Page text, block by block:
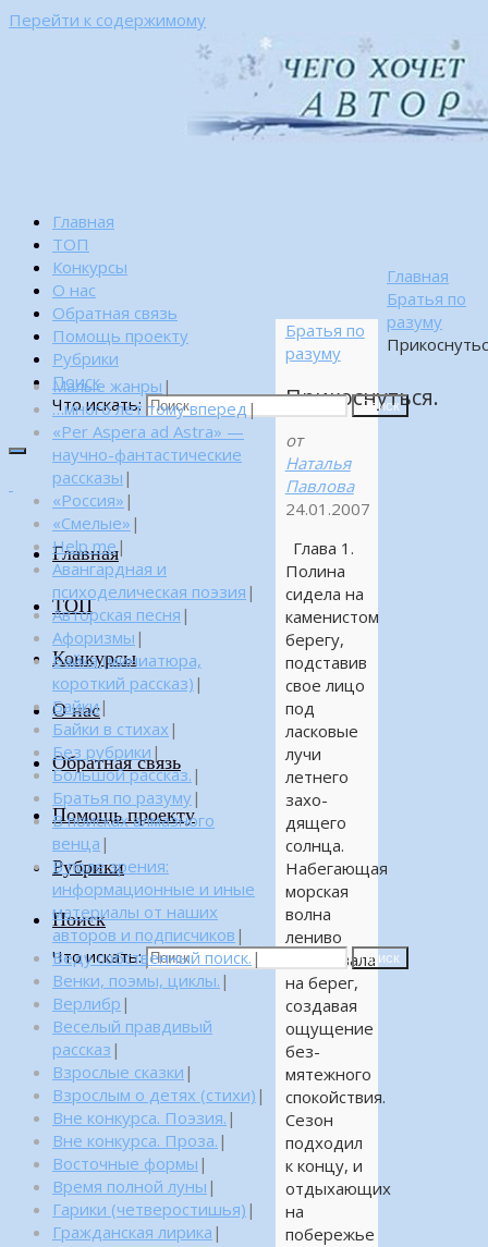
Перейти к содержимому
Главная
ТОП
Конкурсы
О нас
Обратная связь
Помощь проекту
Рубрики
Поиск
Что искать:
Поиск
Главная
ТОП
Конкурсы
О нас
Обратная связь
Помощь проекту
Рубрики
Поиск
Что искать: Поиск
Главная
Братья по
разуму
Братья по
разуму
Прикоснуться.
от
Наталья
Павлова
24.01.2007
Глава 1.
Полина
сидела на
каменистом
берегу,
подставив
свое лицо
под
ласковые
лучи
летнего
захо-
дящего
солнца.
Набегающая
морская
волна
лениво
накатывала
на берег,
создавая
ощущение
без-
мятежного
спокойствия.
Сезон
подходил
к концу, и
отдыхающих
на
побережье
Малые жанры |
…много лет тому вперед |
«Per Aspera ad Astra» —
научно-фантастические
рассказы |
«Россия» |
«Смелые» |
Help me|
Авангардная и
психоделическая поэзия |
Авторская песня |
Афоризмы |
Байка (миниатюра,
короткий рассказ) |
Байки|
Байки в стихах |
Без рубрики |
Большой рассказ. |
Братья по разуму|
В поисках алмазного
венца |
В поле зрения:
информационные и иные
материалы от наших
авторов и подписчиков |
Веду собственный поиск. |
Венки, поэмы, циклы. |
Верлибр |
Веселый правдивый
рассказ |
Взрослые сказки |
Взрослым о детях (стихи) |
Вне конкурса. Поэзия. |
Вне конкурса. Проза. |
Восточные формы |
Время полной луны |
Гарики (четверостишья) |
Гражданская лирика |